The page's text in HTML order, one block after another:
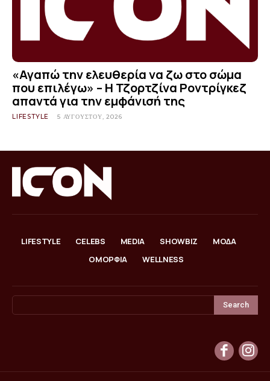
«Αγαπώ την ελευθερία να ζω στο σώμα
που επιλέγω» – Η Τζορτζίνα Ροντρίγκεζ
απαντά για την εμφάνισή της
LIFESTYLE 5 ΑΥΓΟΎΣΤΟΥ, 2026
LIFESTYLE CELEBS MEDIA SHOWBIZ
ΜΟΔΑ
ΟΜΟΡΦΙΑ
WELLNESS
Search